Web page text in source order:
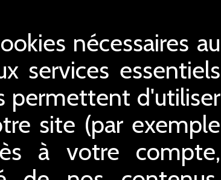
nécessaires au
services essentiels
permettent d'utiliser
site (par exemple
à votre compte,